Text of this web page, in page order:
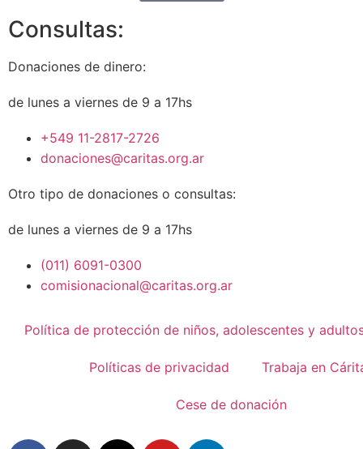
Consultas:
Donaciones de dinero:
de lunes a viernes de 9 a 17hs
+549 11-2817-2726
donaciones@caritas.org.ar
Otro tipo de donaciones o consultas:
de lunes a viernes de 9 a 17hs
(011) 6091-0300
comisionacional@caritas.org.ar
Política de protección de niños, adolescentes y
Políticas de privacidad Trabaja en
Cese de donación